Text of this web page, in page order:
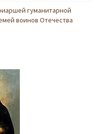
гуманитарной
воинов Отечества